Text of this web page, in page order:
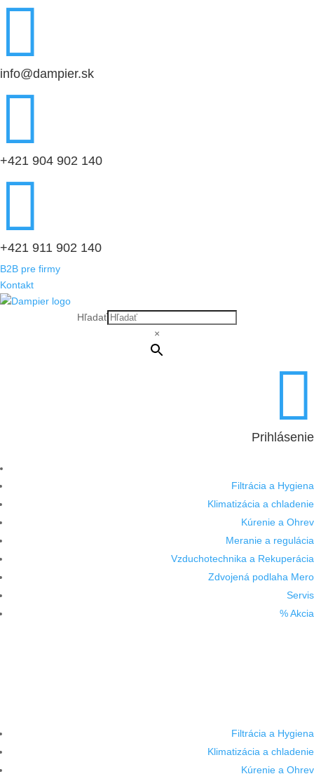

info@dampier.sk

+421 904 902 140

+421 911 902 140
B2B pre firmy
Kontakt
Hľadať
×

Prihlásenie
Filtrácia a Hygiena
Klimatizácia a chladenie
Kúrenie a Ohrev
Meranie a regulácia
Vzduchotechnika a Rekuperácia
Zdvojená podlaha Mero
Servis
% Akcia
Filtrácia a Hygiena
Klimatizácia a chladenie
Kúrenie a Ohrev